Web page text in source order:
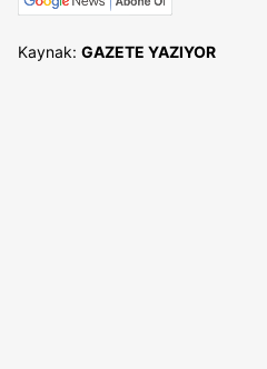
Kaynak: GAZETE YAZIYOR